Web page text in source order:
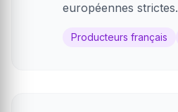
européennes strictes.
Producteurs français